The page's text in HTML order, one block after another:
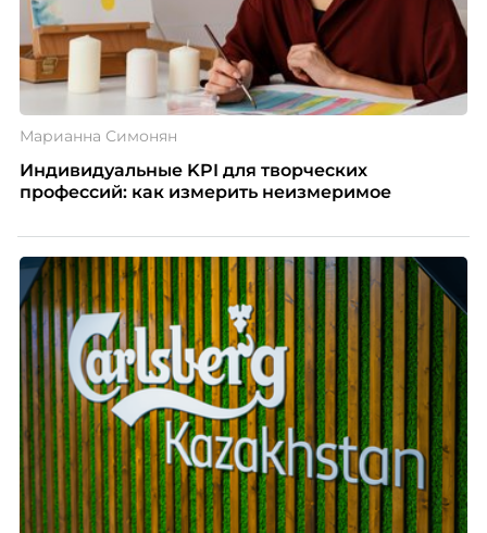
Марианна Симонян
Индивидуальные KPI для творческих
профессий: как измерить неизмеримое